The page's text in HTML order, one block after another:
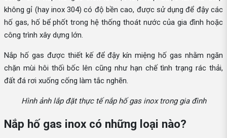
không gỉ (hay inox 304) có độ bền cao, được sử dụng để đậy các
hố gas, hố bể phốt trong hệ thống thoát nước của gia đình hoặc
công trình xây dựng lớn.
Nắp hố gas được thiết kế để đậy kín miệng hố gas nhằm ngăn
chặn mùi hôi thối bốc lên cũng như hạn chế tình trạng rác thải,
đất đá rơi xuống cống làm tắc nghẽn.
Hình ảnh lắp đặt thực tế nắp hố gas inox trong gia đình
Nắp hố gas inox có những loại nào?